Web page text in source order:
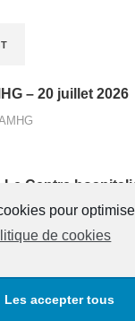
pour
de cookies
Les accepter tous
– 20 juillet 2026
Le Centre
d’un
la sédentarité au
boussole pour la